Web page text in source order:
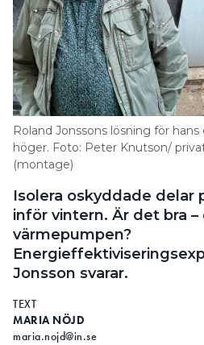
Läs E-tidningen
Om tidningen
Kontakt
Information om GDPR
Search for:
SEARCH
Roland Jonssons lösning för
höger. Foto: Peter Knutson/
(montage)
Isolera oskyddade delar
inför vintern. Är det bra
värmepumpen?
Jonsson svarar.
TEXT
MARIA NÖJD
maria.nojd@in.se